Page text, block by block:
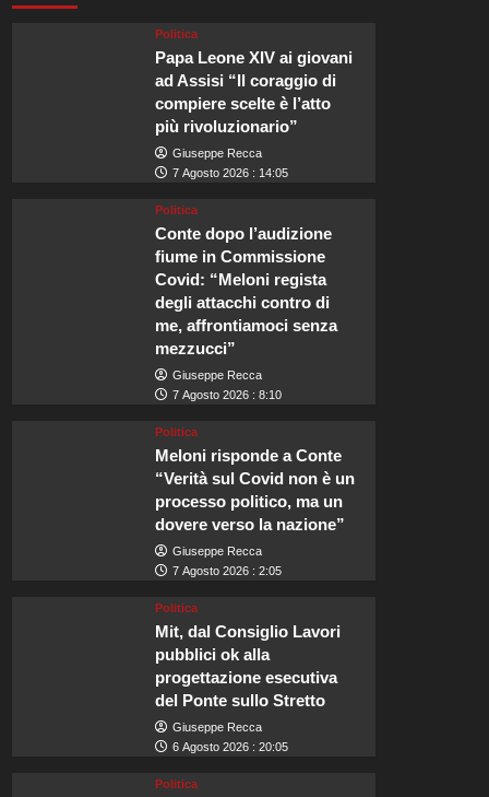
La meravigliosa città
sarà tra i luoghi più felici
6 Agosto 2026 : 23:55
Politica
Papa Leone XIV ai giovani
ad Assisi “Il coraggio di
compiere scelte è l’atto
più rivoluzionario”
Giuseppe Recca
7 Agosto 2026 : 14:05
Politica
Conte dopo l’audizione
fiume in Commissione
Covid: “Meloni regista
degli attacchi contro di
me, affrontiamoci senza
mezzucci”
Giuseppe Recca
7 Agosto 2026 : 8:10
Politica
Meloni risponde a Conte
“Verità sul Covid non è un
processo politico, ma un
dovere verso la nazione”
Giuseppe Recca
7 Agosto 2026 : 2:05
Politica
Mit, dal Consiglio Lavori
pubblici ok alla
progettazione esecutiva
del Ponte sullo Stretto
Giuseppe Recca
6 Agosto 2026 : 20:05
Politica